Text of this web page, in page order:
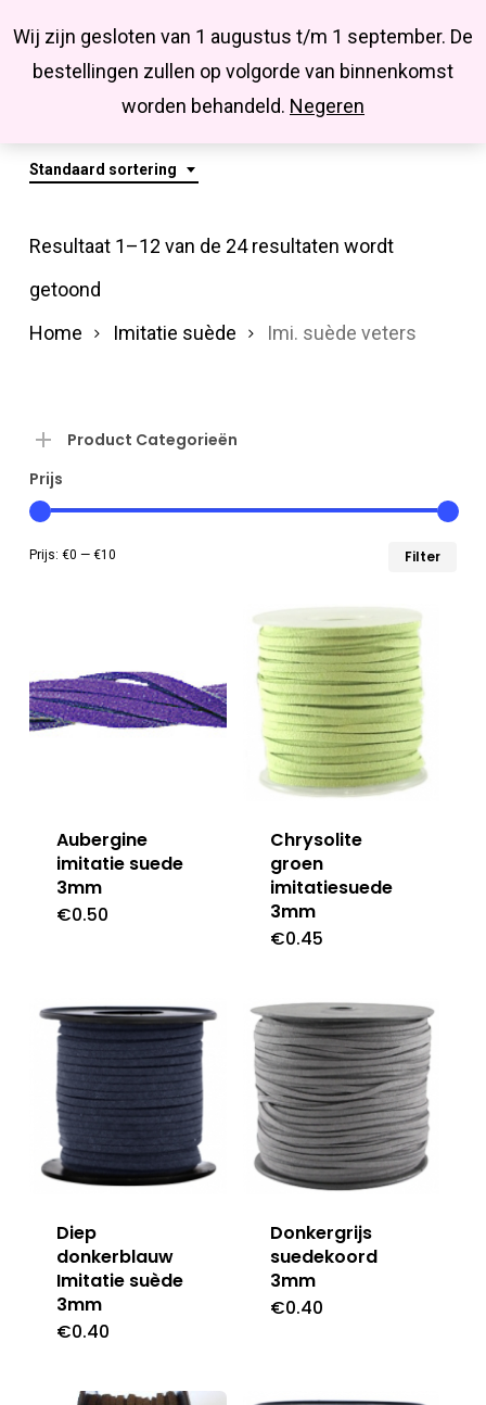
Wij zijn gesloten van 1 augustus t/m 1 september. De
bestellingen zullen op volgorde van binnenkomst
worden behandeld. Negeren
main
Missbluesieraden
searchaccount
Imi. Suède Veters
Standaard sortering
Resultaat 1–12 van de 24 resultaten wordt
getoond
Home
Imitatie suède Imi. suède veters
Product Categorieën
Prijs
Filter
Prijs: €0 — €10
Aubergine
imitatie suede
3mm
€0.50
Chrysolite
groen
imitatiesuede
3mm
€0.45
Diep
donkerblauw
Imitatie suède
3mm
€0.40
Donkergrijs
suedekoord
3mm
€0.40
Close